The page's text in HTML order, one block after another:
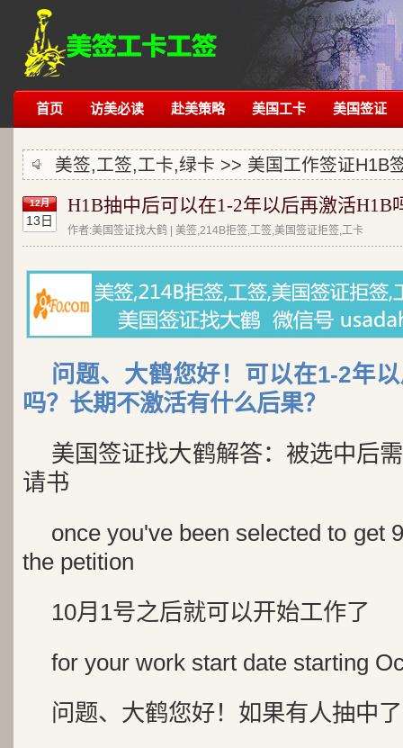
首页 访美必读 赴美策略 美国工卡 美国签证
美签,工签,工卡,绿卡 >> 美国工作签证H1B
12月
13日
H1B抽中后可以在1-2年以后再激活H1B
作者:美国签证找大鹤 | 美签,214B拒签,工签,美国签证拒签,工卡
问题、大鹤您好！可以在1-2年
吗？长期不激活有什么后果？
美国签证找大鹤解答：被选中后
请书
once you've been selected to get
the petition
10月1号之后就可以开始工作了
for your work start date starting
问题、大鹤您好！如果有人抽中